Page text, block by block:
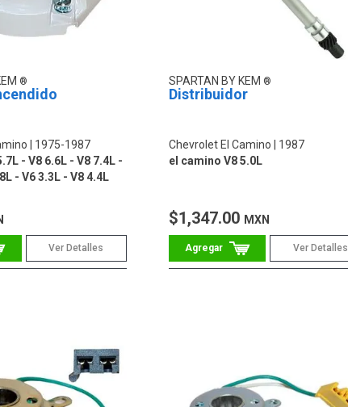
1975-1987
- V8 6.6L - V8 7.4L -
- V6 3.3L - V8 4.4L
Ver Detalles
SPARTAN BY KEM
Distribuidor
Chevrolet El Camino
1987
el camino V8 5.0L
$1,347.00 MXN
Ver Detalles